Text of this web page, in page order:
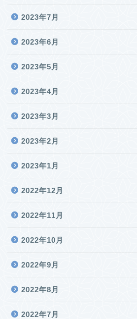
2023年7月
2023年6月
2023年5月
2023年4月
2023年3月
2023年2月
2023年1月
2022年12月
2022年11月
2022年10月
2022年9月
2022年8月
2022年7月